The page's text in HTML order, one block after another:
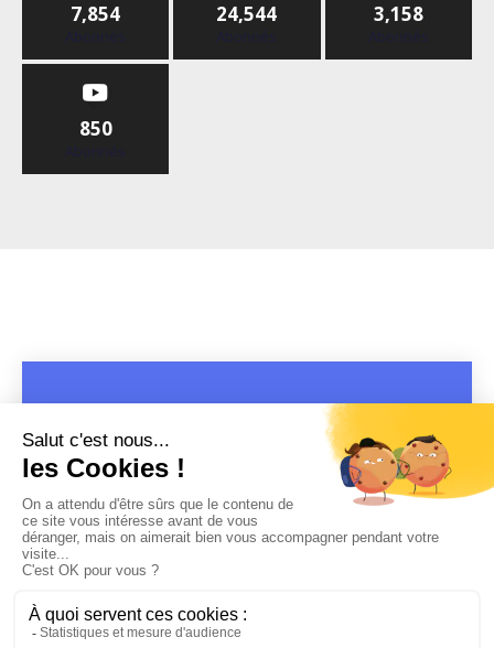
7,854
Abonnés
24,544
Abonnés
3,158
Abonnés
850
Abonnés
MENTIONS LÉGALES-POLITIQUE DE CONFIDENTIALITÉ